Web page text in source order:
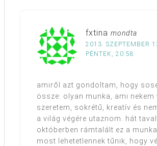
fxtina mondta
2013. SZEPTEMBER
PÉNTEK, 20:58
amiről azt gondoltam, hogy
össze: olyan munka, ami nekem
szeretem, sokrétű, kreatív és
a világ végére utaznom. hát
októberben rámtalált ez a
most lehetetlennek tűnik, hogy